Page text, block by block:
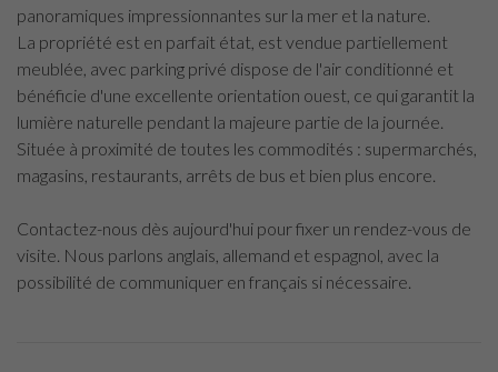
panoramiques impressionnantes sur la mer et la nature.
La propriété est en parfait état, est vendue partiellement
meublée, avec parking privé dispose de l'air conditionné et
bénéficie d'une excellente orientation ouest, ce qui garantit la
lumière naturelle pendant la majeure partie de la journée.
Située à proximité de toutes les commodités : supermarchés,
magasins, restaurants, arrêts de bus et bien plus encore.
Contactez-nous dès aujourd'hui pour fixer un rendez-vous de
visite. Nous parlons anglais, allemand et espagnol, avec la
possibilité de communiquer en français si nécessaire.